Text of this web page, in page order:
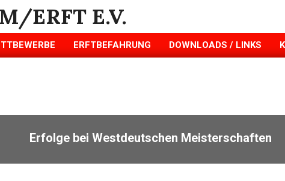
ERFTBEFAHRUNG DOWNLOADS / LINKS
Erfolge bei Westdeutschen Meisterschaften